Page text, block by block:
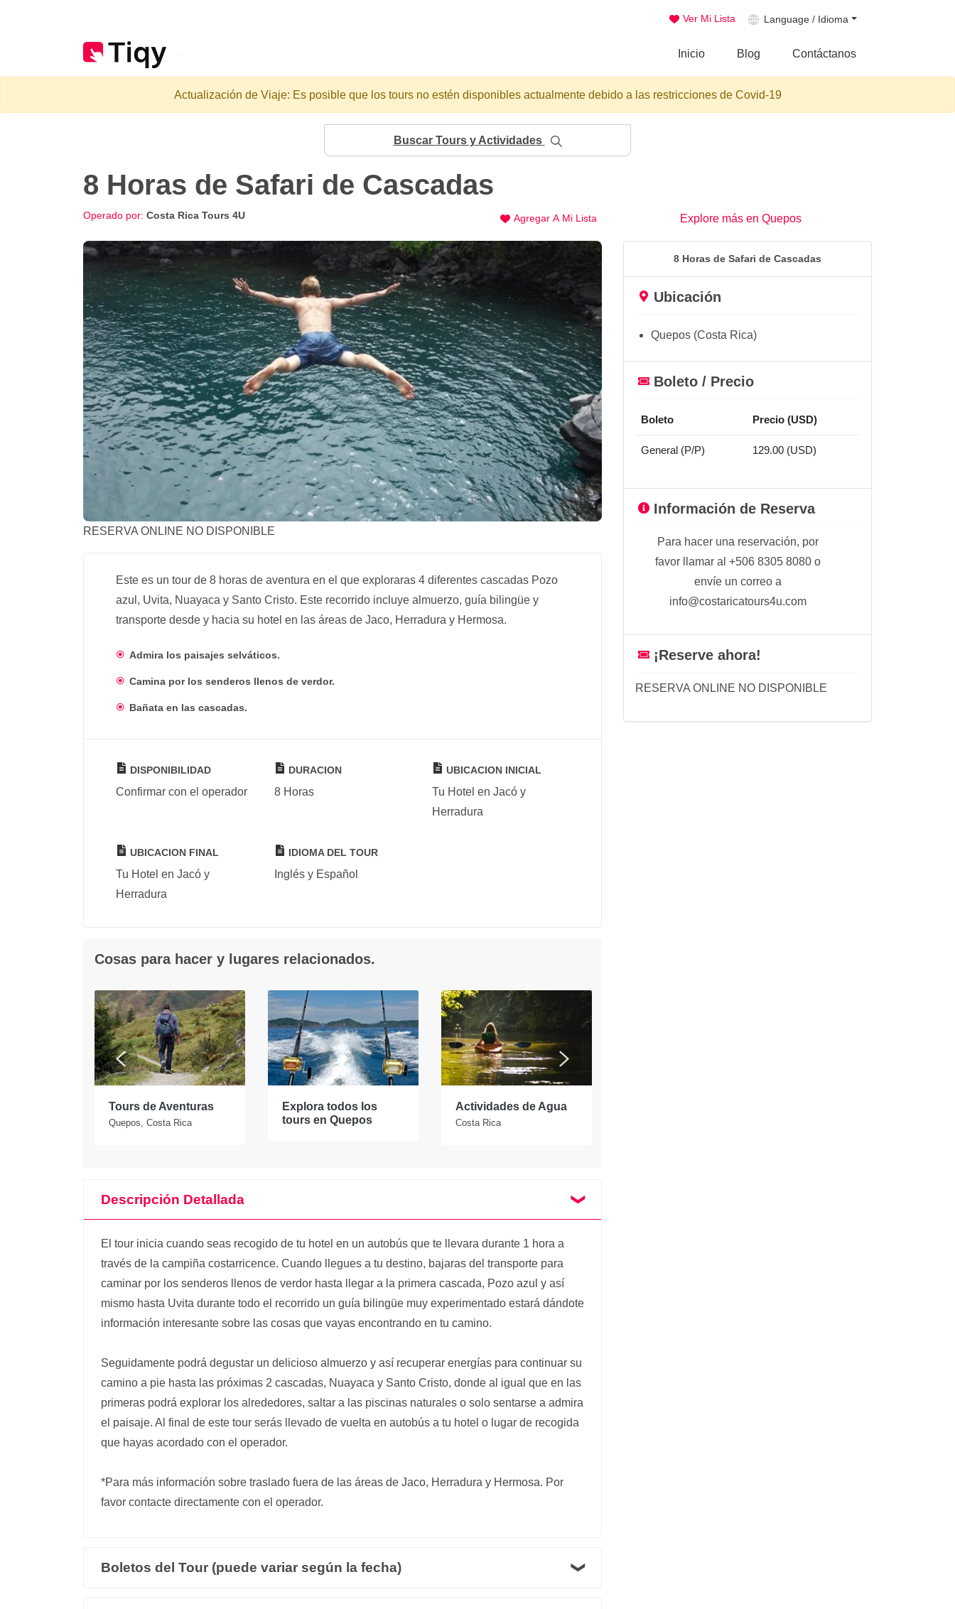
Ver Mi Lista Language / Idioma
Inicio Blog Contáctanos
Actualización de Viaje: Es posible que los tours no estén disponibles actualmente debido a las restricciones de Covid-19
Buscar Tours y Actividades
8 Horas de Safari de Cascadas
Operado por: Costa Rica Tours 4U Agregar A Mi Lista Explore más en Quepos
RESERVA ONLINE NO DISPONIBLE
Este es un tour de 8 horas de aventura en el que exploraras 4 diferentes cascadas Pozo
azul, Uvita, Nuayaca y Santo Cristo. Este recorrido incluye almuerzo, guía bilingüe y
transporte desde y hacia su hotel en las áreas de Jaco, Herradura y Hermosa.
Admira los paisajes selváticos.
Camina por los senderos llenos de verdor.
Bañata en las cascadas.
DISPONIBILIDAD
Confirmar con el operador
DURACION
8 Horas
UBICACION INICIAL
Tu Hotel en Jacó y
Herradura
UBICACION FINAL
Tu Hotel en Jacó y
Herradura
IDIOMA DEL TOUR
Inglés y Español
Cosas para hacer y lugares relacionados.
Tours de Aventuras
Quepos, Costa Rica
Explora todos los
tours en Quepos
Actividades de Agua
Costa Rica
Descripción Detallada
El tour inicia cuando seas recogido de tu hotel en un autobús que te llevara durante 1 hora a
través de la campiña costarricence. Cuando llegues a tu destino, bajaras del transporte para
caminar por los senderos llenos de verdor hasta llegar a la primera cascada, Pozo azul y así
mismo hasta Uvita durante todo el recorrido un guía bilingüe muy experimentado estará dándote
información interesante sobre las cosas que vayas encontrando en tu camino.
Seguidamente podrá degustar un delicioso almuerzo y así recuperar energías para continuar su
camino a pie hasta las próximas 2 cascadas, Nuayaca y Santo Cristo, donde al igual que en las
primeras podrá explorar los alrededores, saltar a las piscinas naturales o solo sentarse a admira
el paisaje. Al final de este tour serás llevado de vuelta en autobús a tu hotel o lugar de recogida
que hayas acordado con el operador.
*Para más información sobre traslado fuera de las áreas de Jaco, Herradura y Hermosa. Por
favor contacte directamente con el operador.
Boletos del Tour (puede variar según la fecha)
8 Horas de Safari de Cascadas
Ubicación
Quepos (Costa Rica)
Boleto / Precio
Boleto Precio (USD)
General (P/P) 129.00 (USD)
Información de Reserva
Para hacer una reservación, por
favor llamar al +506 8305 8080 o
envíe un correo a
info@costaricatours4u.com
¡Reserve ahora!
RESERVA ONLINE NO DISPONIBLE